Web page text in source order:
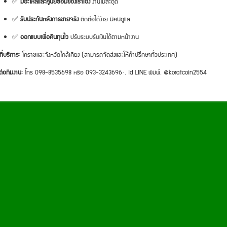
✅รับประกันหลังการขายจริงติดต่อได้ง่าย มีคนดูแล
✅ออกแบบเพื่อคืนทุนไวปรับระบบรับเงินได้ตามหน้างาน
บริการ:โคราชและจังหวัดใกล้เคียง (สามารถจัดส่งและให้คำปรึกษาทั่วประเทศ)
ทีมงาน:โทร 098-8535698 หรือ 093-3243696·. Id LINE พิมพ์. @koratcoin2554